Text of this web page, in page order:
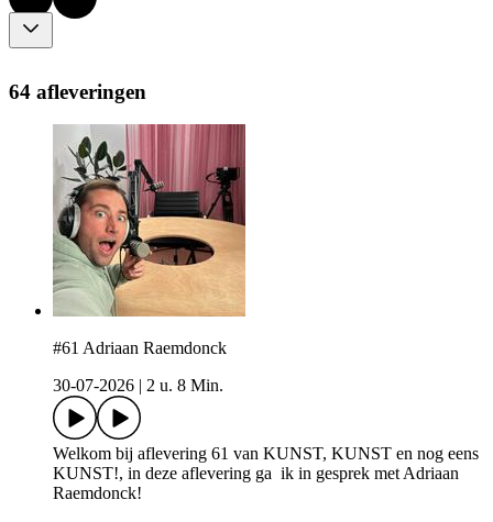
64 afleveringen
#61 Adriaan Raemdonck
30-07-2026
2 u. 8 Min.
Welkom bij aflevering 61 van KUNST, KUNST en nog eens
KUNST!, in deze aflevering ga ik in gesprek met Adriaan
Raemdonck!